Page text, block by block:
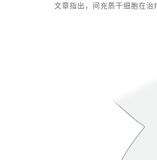
文章指出，间充质干细胞在